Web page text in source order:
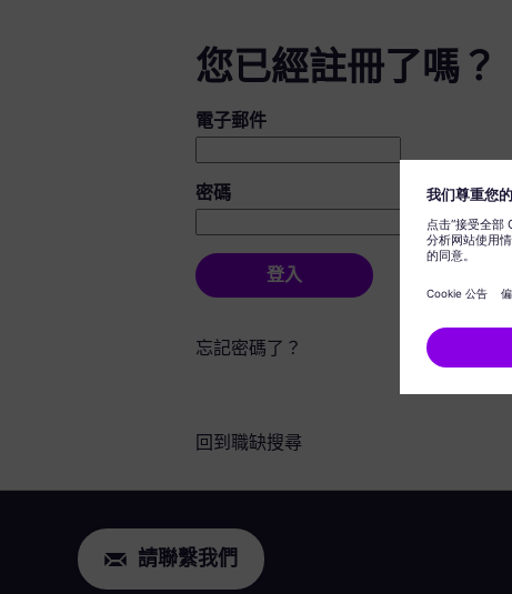
您已經註冊了嗎？
登入：使用者和密碼
電子郵件
密碼
登入
忘記密碼了？
回到職缺搜尋
請聯繫我們